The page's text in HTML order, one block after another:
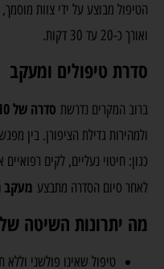
הטיפול מבוצע על ידי צוות
ואורך כ-20 עד 30 דקות.
סדרת טיפולים ומעקב
ברוב המקרים נדרשת סדרה של 6-10 מפגשים
ולמהירות גדילת הציפורן. בין
כגון: חיטוי נעליים, לקים רפואיים
לאחר סיום הסדרה מתבצע מעקב
מה יתרונות השיטה
טיפול שאינו פולשני וללא